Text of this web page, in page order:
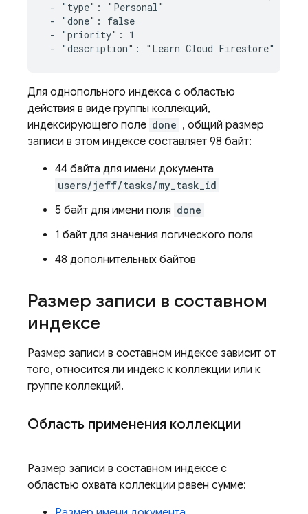
- "type": "Personal"
- "done": false
- "priority": 1
- "description": "Learn Cloud Firestore"
Для однопольного индекса с областью
действия в виде группы коллекций,
индексирующего поле done , общий размер
записи в этом индексе составляет 98 байт:
44 байта для имени документа
users/jeff/tasks/my_task_id
5 байт для имени поля done
1 байт для значения логического поля
48 дополнительных байтов
Размер записи в составном
индексе
Размер записи в составном индексе зависит от
того, относится ли индекс к коллекции или к
группе коллекций.
Область применения коллекции
Размер записи в составном индексе с
областью охвата коллекции равен сумме: